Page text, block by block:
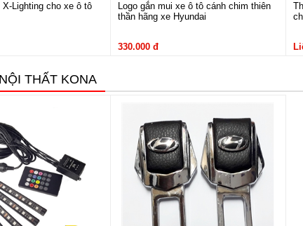
xe Hyundai Kona
thất cho xe Hyundai Kona
hơi HYUNDAI
xe hơi Hyundai Kona
phụ kiện được làm bằng kim loại tổng hợp phủ
X-Lighting cho xe ô tô
Logo gắn mui xe ô tô cánh chim thiên
thần hãng xe Hyundai
330.000 đ
THẤT KONA